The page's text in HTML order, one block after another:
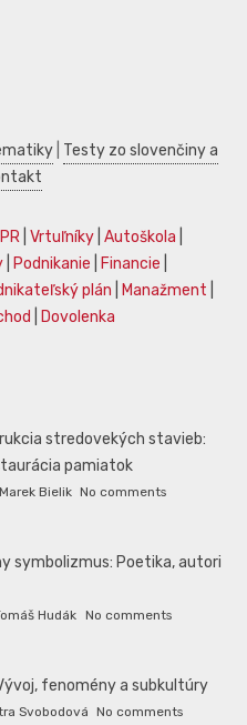
Testy zo slovenčiny a
Vrtuľníky Autoškola
Podnikanie Financie
plán Manažment
Dovolenka
stredovekých stavieb:
pamiatok
Marek Bielik No comments
symbolizmus: Poetika, autori
Hudák No comments
fenomény a subkultúry
Svobodová No comments